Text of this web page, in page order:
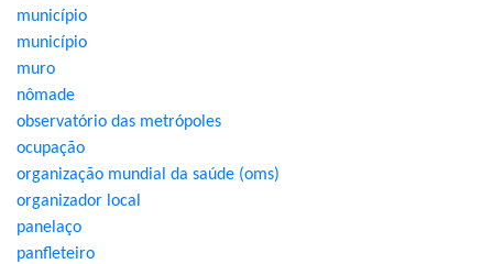
município
município
muro
nômade
observatório das metrópoles
ocupação
organização mundial da saúde (oms)
organizador local
panelaço
panfleteiro